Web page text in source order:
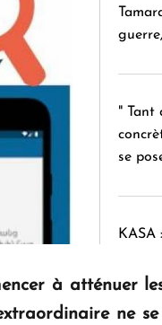
" Tant
se
KASA
à atténuer
ne